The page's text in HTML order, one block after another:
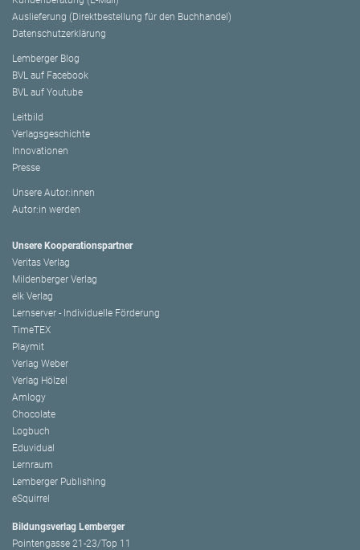
Auslieferung (Direktbestellung für den Buchhandel)
Datenschutzerklärung
Lemberger Blog
BVL auf Facebook
BVL auf Youtube
Leitbild
Verlagsgeschichte
Innovationen
Presse
Unsere Autor:innen
Autor:in werden
Unsere Kooperationspartner
Veritas Verlag
Mildenberger Verlag
elk Verlag
Lernserver - Individuelle Förderung
TimeTEX
Playmit
Verlag Weber
Verlag Hölzel
Amlogy
Chocolate
Logbuch
Eduvidual
Lernraum
Lemberger Publishing
eSquirrel
Bildungsverlag Lemberger
Pointengasse 21-23/Top 11